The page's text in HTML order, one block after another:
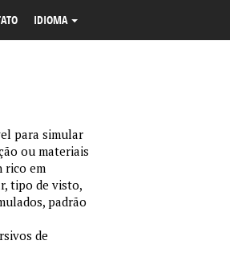
IDIOMA
para simular
ou materiais
rico em
tipo de visto,
padrão
de